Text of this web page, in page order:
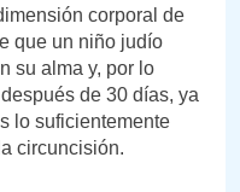
corporal de
que un niño judío
su alma y, por lo
de 30 días, ya
lo suficientemente
circuncisión.